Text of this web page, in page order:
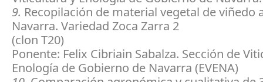
9. Recopilación de material vegetal de viñedo
Navarra. Variedad Zoca Zarra 2
(clon T20)
Ponente: Felix Cibriain Sabalza. Sección de
Enología de Gobierno de Navarra (EVENA)